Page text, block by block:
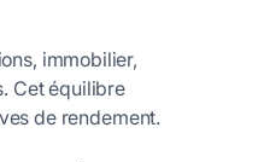
immobilier,
Cet équilibre
de rendement.